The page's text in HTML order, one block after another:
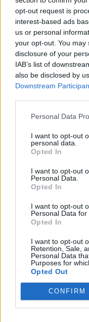
opt-out request is
interest-based ads
us or personal
your opt-out. You
disclosure of your
IAB’s list of
also be disclosed by
Downstream
Personal Data
I want to opt-out
personal data.
Opted In
I want to opt-out
Personal Data.
Opted In
I want to opt-out
Personal Data for
Opted In
I want to opt-out
Retention, Sale,
Personal Data
Purposes for
Opted Out
CONFIRM
Non classé
[Vidéo] Ce
surprise
montent dans
Non classé
[Vidéo] Voici
L’Intérieur
Auto Pour Vous